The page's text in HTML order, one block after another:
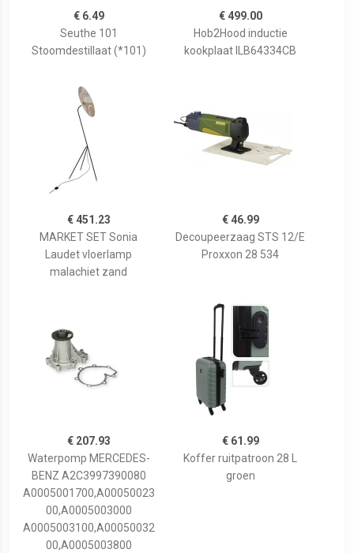
€ 6.49
Seuthe 101
Stoomdestillaat (*101)
€ 499.00
Hob2Hood inductie
kookplaat ILB64334CB
€ 451.23
MARKET SET Sonia
Laudet vloerlamp
malachiet zand
€ 46.99
Decoupeerzaag STS 12/E
Proxxon 28 534
€ 207.93
Waterpomp MERCEDES-
BENZ A2C3997390080
A0005001700,A00050023
00,A0005003000
A0005003100,A00050032
00,A0005003800
€ 61.99
Koffer ruitpatroon 28 L
groen